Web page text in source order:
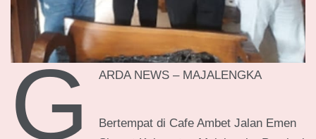
G ARDA NEWS – MAJALENGKA
Bertempat di Cafe Ambet Jalan Emen